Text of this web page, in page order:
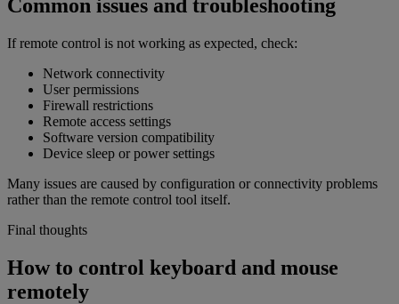
Common issues and troubleshooting
If remote control is not working as expected, check:
Network connectivity
User permissions
Firewall restrictions
Remote access settings
Software version compatibility
Device sleep or power settings
Many issues are caused by configuration or connectivity problems
rather than the remote control tool itself.
Final thoughts
How to control keyboard and mouse
remotely